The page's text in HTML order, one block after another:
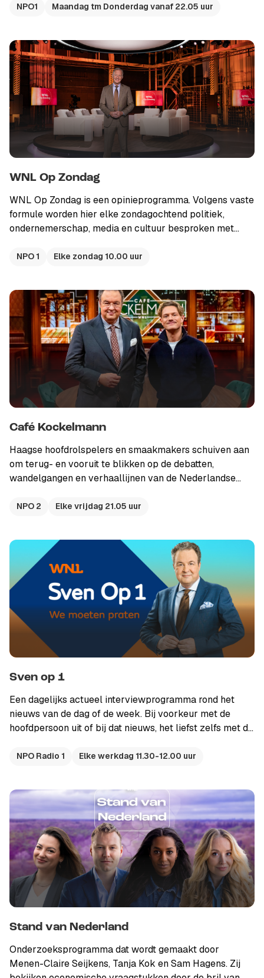
Presentatie door Welmoed Sijtsma, Frank van Leeuwen
NPO1 Maandag tm Donderdag vanaf 22.05 uur
WNL Op Zondag
WNL Op Zondag is een opinieprogramma. Volgens vaste
formule worden hier elke zondagochtend politiek,
ondernemerschap, media en cultuur besproken met
NPO 1 Elke zondag 10.00 uur
Café Kockelmann
Haagse hoofdrolspelers en smaakmakers schuiven aan
om terug- en vooruit te blikken op de debatten,
wandelgangen en verhaallijnen van de Nederlandse
Akkerman neemt Sven Kockelmann de kijker mee in
NPO 2 Elke vrijdag 21.05 uur
Sven op 1
Een dagelijks actueel interviewprogramma rond het
nieuws van de dag of de week. Bij voorkeur met de
hoofdpersoon uit of bij dat nieuws, het liefst zelfs met de
uur op NPO Radio 1. Alle uitzendingen zijn ook terug te
NPO Radio 1 Elke werkdag 11.30-12.00 uur
Stand van Nederland
Onderzoeksprogramma dat wordt gemaakt door
Menen-Claire Seijkens, Tanja Kok en Sam Hagens. Zij